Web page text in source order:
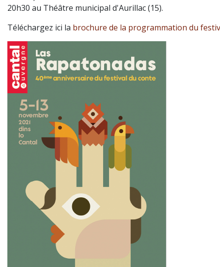
20h30 au Théâtre municipal d'Aurillac (15).
Téléchargez ici la brochure de la programmation du